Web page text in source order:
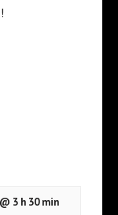
3 h 30 min